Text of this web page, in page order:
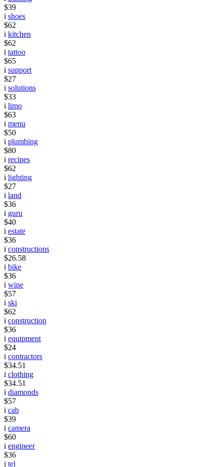
$39
i shoes
$62
i kitchen
$62
i tattoo
$65
i support
$27
i solutions
$33
i limo
$63
i menu
$50
i plumbing
$80
i recipes
$62
i lighting
$27
i land
$36
i guru
$40
i estate
$36
i constructions
$26.58
i bike
$36
i wine
$57
i ski
$62
i construction
$36
i equipment
$24
i contractors
$34.51
i clothing
$34.51
i diamonds
$57
i cab
$39
i camera
$60
i engineer
$36
i tel